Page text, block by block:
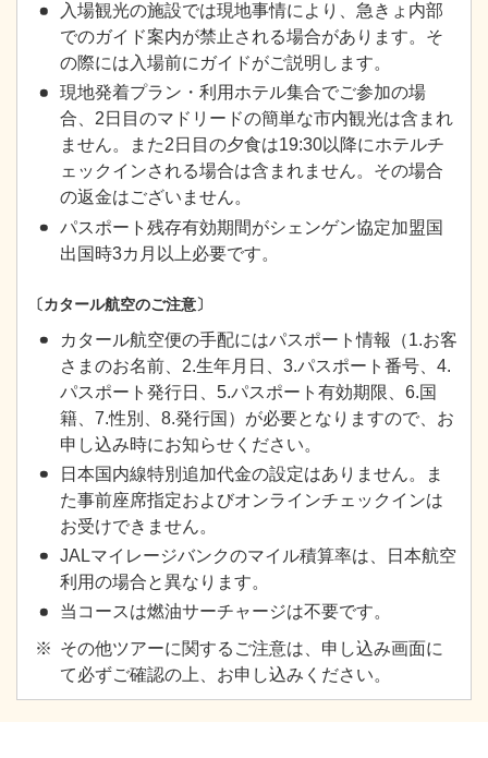
入場観光の施設では現地事情により、急きょ内部
でのガイド案内が禁止される場合があります。そ
の際には入場前にガイドがご説明します。
現地発着プラン・利用ホテル集合でご参加の場
合、2日目のマドリードの簡単な市内観光は含まれ
ません。また2日目の夕食は19:30以降にホテルチ
ェックインされる場合は含まれません。その場合
の返金はございません。
パスポート残存有効期間がシェンゲン協定加盟国
出国時3カ月以上必要です。
〔カタール航空のご注意〕
カタール航空便の手配にはパスポート情報（1.お客
さまのお名前、2.生年月日、3.パスポート番号、4.
パスポート発行日、5.パスポート有効期限、6.国
籍、7.性別、8.発行国）が必要となりますので、お
申し込み時にお知らせください。
日本国内線特別追加代金の設定はありません。ま
た事前座席指定およびオンラインチェックインは
お受けできません。
JALマイレージバンクのマイル積算率は、日本航空
利用の場合と異なります。
当コースは燃油サーチャージは不要です。
その他ツアーに関するご注意は、申し込み画面に
て必ずご確認の上、お申し込みください。